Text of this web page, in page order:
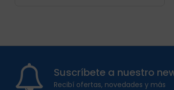
Suscríbete a nuestro
Recibí ofertas, novedades y más